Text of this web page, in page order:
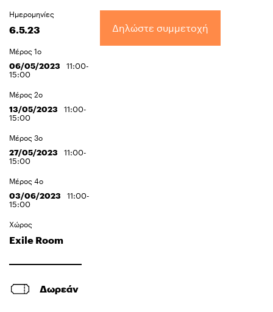
Ημερομηνίες
6.5.23
Μέρος 1ο
06/05/2023
11:00-
15:00
Μέρος 2ο
13/05/2023
11:00-
15:00
Μέρος 3ο
27/05/2023
11:00-
15:00
Μέρος 4ο
03/06/2023
11:00-
15:00
Χώρος
Exile Room
Δωρεάν
Δηλώστε συμμετοχή